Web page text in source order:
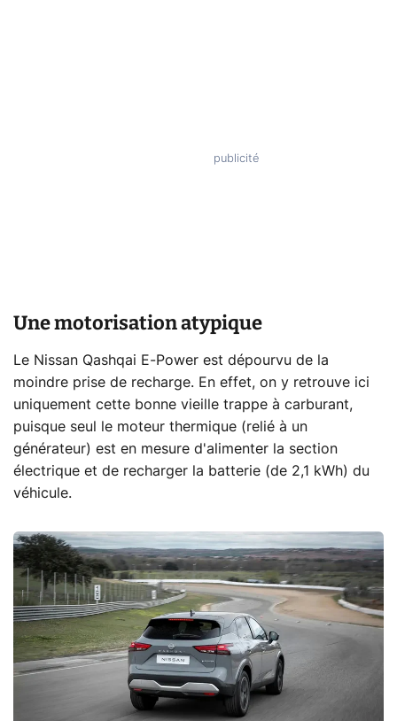
Une motorisation atypique
Le Nissan Qashqai E-Power est dépourvu de la
moindre prise de recharge. En effet, on y retrouve ici
uniquement cette bonne vieille trappe à carburant,
puisque seul le moteur thermique (relié à un
générateur) est en mesure d'alimenter la section
électrique et de recharger la batterie (de 2,1 kWh) du
véhicule.